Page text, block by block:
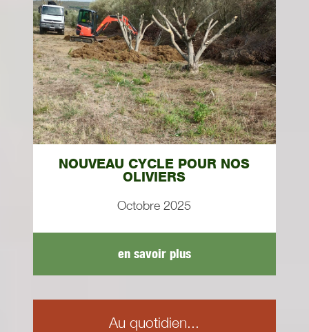
NOUVEAU CYCLE POUR NOS
OLIVIERS
Octobre 2025
en savoir plus
Au quotidien...